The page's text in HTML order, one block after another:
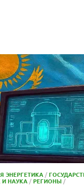
ЭНЕРГЕТИКА /
И НАУКА /РЕГИОНЫ /